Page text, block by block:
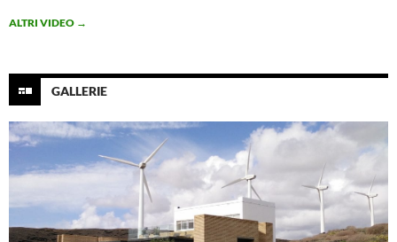
ALTRI VIDEO →
GALLERIE